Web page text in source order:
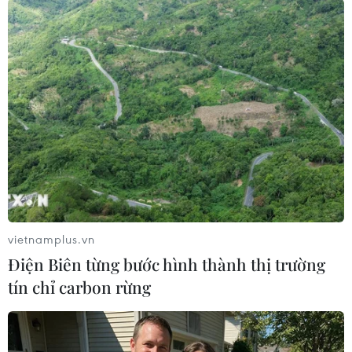
Nếu không xảy ra biến động chính trị ở
Australia, theo lịch trình, ngoài Indonesia, ông
Malcolm Turnbull còn có kế hoạch tới Malaysia,
Thái Lan và Việt Nam, gặp gỡ quan chức cùng
lãnh đạo hàng đầu của các nước này, kết thúc
chuyến công du ở Nauru khi tham dự Diễn đàn
các quốc đảo Thái Bình Dương.
Các chuyến thăm Malaysia, Thái Lan và Việt
Nam đã bị hủy bỏ và hiện chưa rõ ai sẽ đại diện
cho Australia tại Diễn đàn các quốc đảo Thái
Bình Dương./.
vietnamplus.vn
Điện Biên từng bước hình thành thị trường
tín chỉ carbon rừng